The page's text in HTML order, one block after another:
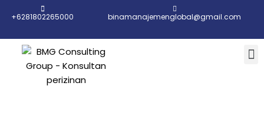
+6281802265000 binamanajemenglobal@gmail.com